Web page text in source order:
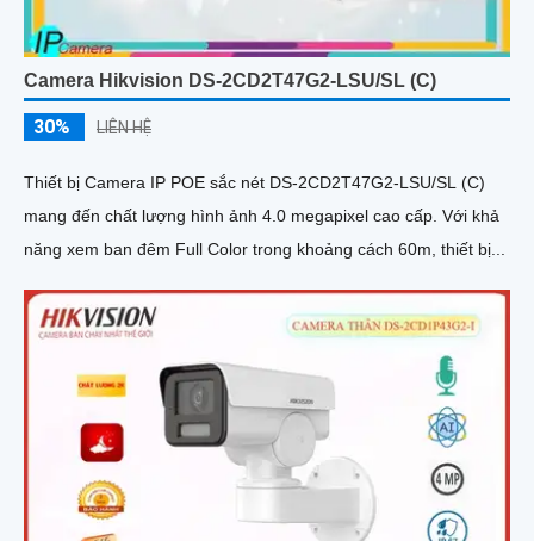
Camera Hikvision DS-2CD2T47G2-LSU/SL (C)
30% LIÊN HỆ
Thiết bị Camera IP POE sắc nét DS-2CD2T47G2-LSU/SL (C)
mang đến chất lượng hình ảnh 4.0 megapixel cao cấp. Với khả
năng xem ban đêm Full Color trong khoảng cách 60m, thiết bị...